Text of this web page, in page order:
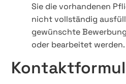
Sie die vorhandenen
nicht vollständig
gewünschte
oder bearbeitet werden.